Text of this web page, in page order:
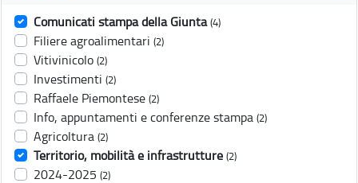
Comunicati stampa della Giunta (4)
Filiere agroalimentari (2)
Vitivinicolo (2)
Investimenti (2)
Raffaele Piemontese (2)
Info, appuntamenti e conferenze stampa (2)
Agricoltura (2)
Territorio, mobilità e infrastrutture (2)
2024-2025 (2)